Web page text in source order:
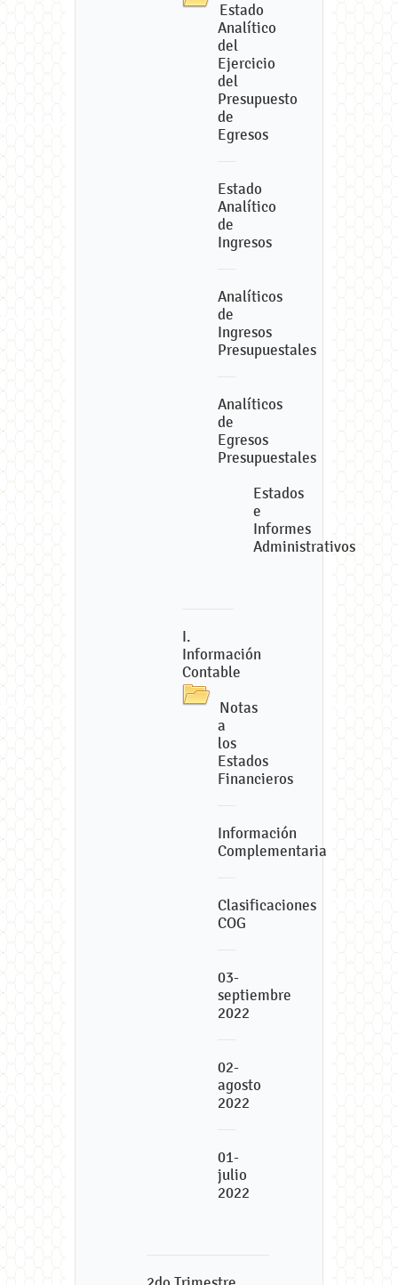
Estado
Analítico
del
Ejercicio
del
Presupuesto
de
Egresos
Estado
Analítico
de
Ingresos
Analíticos
de
Ingresos
Presupuestales
Analíticos
de
Egresos
Presupuestales
Estados
e
Informes
Administrativos
I.
Información
Contable
Notas
a
los
Estados
Financieros
Información
Complementaria
Clasificaciones
COG
03-
septiembre
2022
02-
agosto
2022
01-
julio
2022